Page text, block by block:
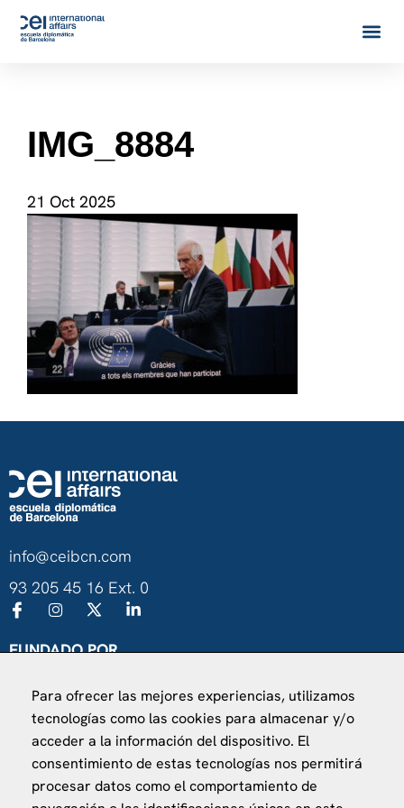
IMG_8884
21 Oct 2025
info@ceibcn.com
93 205 45 16 Ext. 0
FUNDADO POR
Ministerio de Asuntos Exteriores, UE y Cooperación
Fundación "la Caixa"
Para ofrecer las mejores experiencias, utilizamos
tecnologías como las cookies para almacenar y/o
acceder a la información del dispositivo. El
consentimiento de estas tecnologías nos permitirá
procesar datos como el comportamiento de